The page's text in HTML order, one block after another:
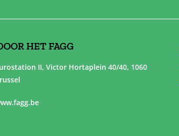
HET FAGG
II, Victor Hortaplein 40/40, 1060